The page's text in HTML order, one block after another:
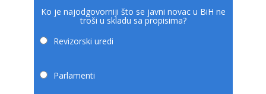
Ko je najodgovorniji što se javni novac u BiH ne
troši u skladu sa propisima?
Revizorski uredi
Parlamenti